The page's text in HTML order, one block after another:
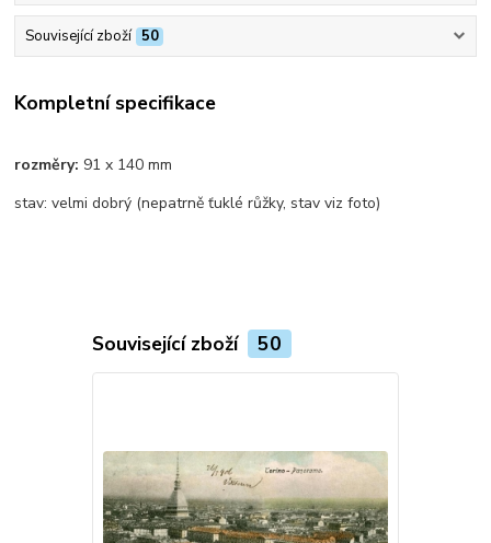
Související zboží 50
Kompletní specifikace
rozměry: 91 x 140 mm
stav: velmi dobrý (nepatrně ťuklé růžky, stav viz foto)
Související zboží 50